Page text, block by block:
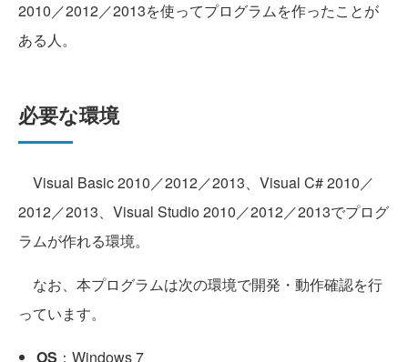
2010／2012／2013を使ってプログラムを作ったことが
ある人。
必要な環境
Visual Basic 2010／2012／2013、Visual C# 2010／
2012／2013、Visual Studio 2010／2012／2013でプログ
ラムが作れる環境。
なお、本プログラムは次の環境で開発・動作確認を行
っています。
OS ：Windows 7